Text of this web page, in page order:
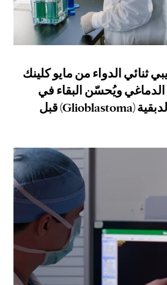
ثنائي الدواء من مايو كلينك
الدماغي ويُحسّن البقاء في
نماذج ورم الأرومة الدبقية (Glioblastoma) قبل